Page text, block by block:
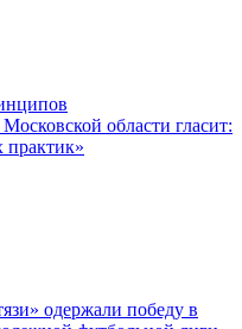
области гласит:
практик»
одержали победу в